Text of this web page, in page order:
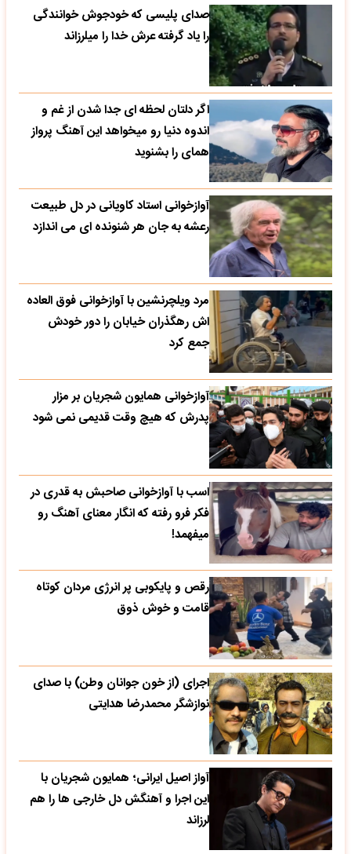
صدای پلیسی که خودجوش خوانندگی
را یاد گرفته عرش خدا را میلرزاند
اگر دلتان لحظه ای جدا شدن از غم و
اندوه دنیا رو میخواهد این آهنگ پرواز
همای را بشنوید
آوازخوانی استاد کاویانی در دل طبیعت
رعشه به جان هر شنونده ای می اندازد
مرد ویلچرنشین با آوازخوانی فوق العاده
اش رهگذران خیابان را دور خودش
جمع کرد
آوازخوانی همایون شجریان بر مزار
پدرش که هیچ وقت قدیمی نمی شود
اسب با آوازخوانی صاحبش به قدری در
فکر فرو رفته که انگار معنای آهنگ رو
میفهمد!
رقص و پایکوبی پر انرژی مردان کوتاه
قامت و خوش ذوق
اجرای (از خون جوانان وطن) با صدای
نوازشگر محمدرضا هدایتی
آواز اصیل ایرانی؛ همایون شجریان با
این اجرا و آهنگش دل خارجی ها را هم
لرزاند